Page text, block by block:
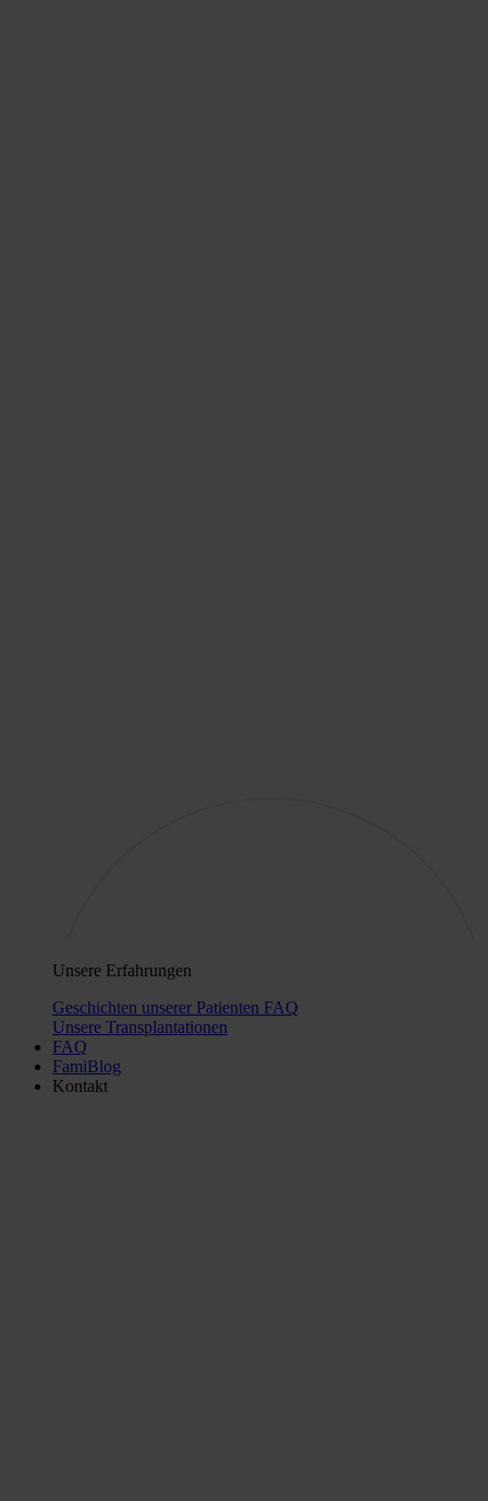
Unsere Erfahrungen
Geschichten unserer Patienten FAQ
Unsere Transplantationen
FAQ
FamiBlog
Kontakt